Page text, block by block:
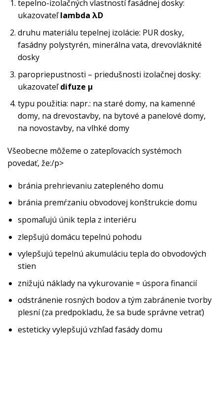
tepelno-izolačných vlastností fasádnej dosky:
ukazovateľlambda λD
druhu materiálu tepelnej izolácie: PUR dosky,
fasádny polystyrén, minerálna vata, drevovláknité
dosky
paropriepustnosti – priedušnosti izolačnej dosky:
ukazovateľdifuze μ
typu použitia: napr.: na staré domy, na kamenné
domy, na drevostavby, na bytové a panelové domy,
na novostavby, na vlhké domy
Všeobecne môžeme o zatepľovacích systémoch
povedať, že:/p>
bránia prehrievaniu zatepleného domu
bránia premŕzaniu obvodovej konštrukcie domu
spomaľujú únik tepla z interiéru
zlepšujú domácu tepelnú pohodu
vylepšujú tepelnú akumuláciu tepla do obvodových
stien
znižujú náklady na vykurovanie = úspora financií
odstránenie rosných bodov a tým zabránenie tvorby
plesní (za predpokladu, že sa bude správne vetrať)
esteticky vylepšujú vzhľad fasády domu